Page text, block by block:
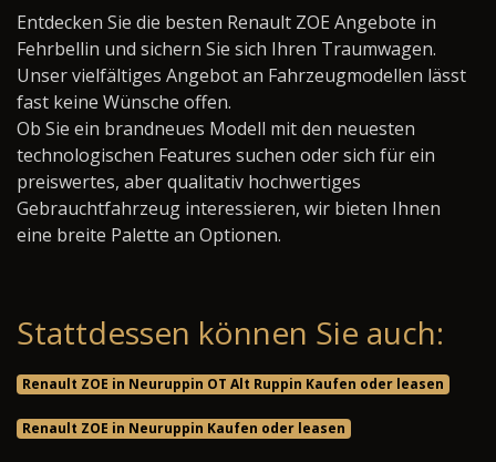
Entdecken Sie die besten Renault ZOE Angebote in
Fehrbellin und sichern Sie sich Ihren Traumwagen.
Unser vielfältiges Angebot an Fahrzeugmodellen lässt
fast keine Wünsche offen.
Ob Sie ein brandneues Modell mit den neuesten
technologischen Features suchen oder sich für ein
preiswertes, aber qualitativ hochwertiges
Gebrauchtfahrzeug interessieren, wir bieten Ihnen
eine breite Palette an Optionen.
Stattdessen können Sie auch:
Renault ZOE in Neuruppin OT Alt Ruppin Kaufen oder leasen
Renault ZOE in Neuruppin Kaufen oder leasen